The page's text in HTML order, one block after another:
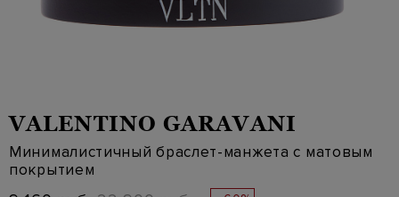
VALENTINO GARAVANI
Минималистичный браслет-манжета с матовым
покрытием